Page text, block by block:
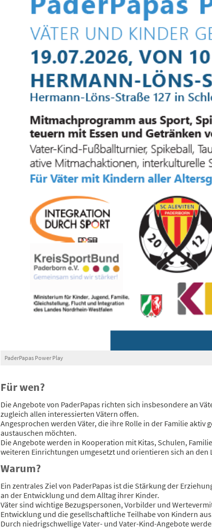
PaderPapas Power Play
Für wen?
Die Angebote von PaderPapas richten sich insbesondere an
zugleich allen interessierten Vätern offen.
Angesprochen werden Väter, die ihre Rolle in der Familie
austauschen möchten.
Die Angebote werden in Kooperation mit Kitas, Schulen,
weiteren Einrichtungen umgesetzt und orientieren sich an den
Warum?
Ein zentrales Ziel von PaderPapas ist die Stärkung der
an der Entwicklung und dem Alltag ihrer Kinder.
Väter sind wichtige Bezugspersonen, Vorbilder und
Entwicklung und die gesellschaftliche Teilhabe von Kindern
Durch niedrigschwellige Vater- und Vater-Kind-Angebote